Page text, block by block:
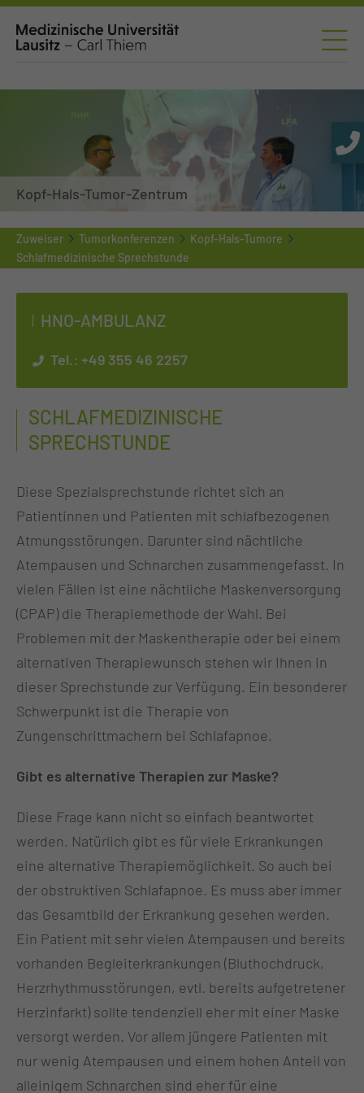
Kopf-Hals-Tumor-Zentrum
Zuweiser Tumorkonferenzen
Kopf-Hals-Tumore
Schlafmedizinische Sprechstunde
HNO-AM­BU­LANZ
Tel.: +49 355 46 2257
SCHLAFMEDIZINISCHE
SPRECHSTUNDE
Diese Spezialsprechstunde richtet sich an
Patientinnen und Patienten mit schlafbezogenen
Atmungsstörungen. Darunter sind nächtliche
Atempausen und Schnarchen zusammengefasst. In
vielen Fällen ist eine nächtliche Maskenversorgung
(CPAP) die Therapiemethode der Wahl. Bei
Problemen mit der Maskentherapie oder bei einem
alternativen Therapiewunsch stehen wir Ihnen in
dieser Sprechstunde zur Verfügung. Ein besonderer
Schwerpunkt ist die Therapie von
Zungenschrittmachern bei Schlafapnoe.
Gibt es alternative Therapien zur Maske?
Diese Frage kann nicht so einfach beantwortet
werden. Natürlich gibt es für viele Erkrankungen
eine alternative Therapiemöglichkeit. So auch bei
der obstruktiven Schlafapnoe. Es muss aber immer
das Gesamtbild der Erkrankung gesehen werden.
Ein Patient mit sehr vielen Atempausen und bereits
vorhanden Begleiterkrankungen (Bluthochdruck,
Herzrhythmusstörungen, evtl. bereits aufgetretener
Herzinfarkt) sollte tendenziell eher mit einer Maske
versorgt werden. Vor allem jüngere Patienten mit
nur wenig Atempausen und einem hohen Anteil von
alleinigem Schnarchen sind eher für eine